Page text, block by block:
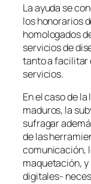
La ayuda se
los honorarios
homologados
servicios de
tanto a facilitar
servicios.
En el caso de
maduros, la
sufragar
de las
comunicación,
maquetación,
digitales-